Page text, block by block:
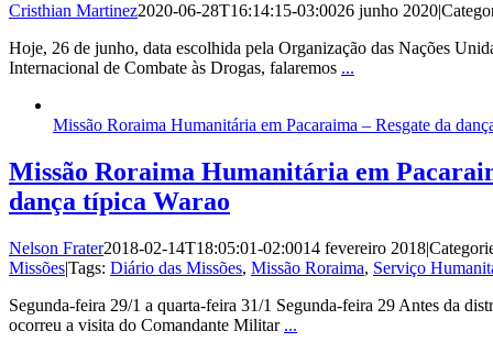
Cristhian Martinez2020-06-28T16:14:15-03:0026 junho 2020|
Hoje, 26 de junho, data escolhida pela Organização das Nações
Internacional de Combate às Drogas, falaremos ...
Missão Roraima Humanitária em Pacaraima – Resgate da
Missão Roraima Humanitária em
dança típica Warao
Nelson Frater2018-02-14T18:05:01-02:0014 fevereiro 2018|
Missões|Tags: Diário das Missões, Missão Roraima, Serviço
Segunda-feira 29/1 a quarta-feira 31/1 Segunda-feira 29 Antes da
ocorreu a visita do Comandante Militar ...